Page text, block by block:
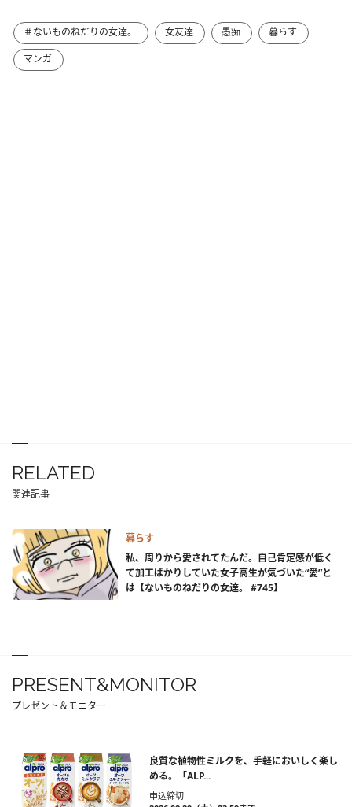
＃ないものねだりの女達。 女友達 愚痴
暮らす
マンガ
RELATED
関連記事
暮らす
私、周りから愛されてたんだ。自己肯定感が低く
て加工ばかりしていた女子高生が気づいた“愛”と
は【ないものねだりの女達。 #745】
PRESENT&MONITOR
プレゼント＆モニター
良質な植物性ミルクを、手軽においしく楽し
める。「ALP...
申込締切